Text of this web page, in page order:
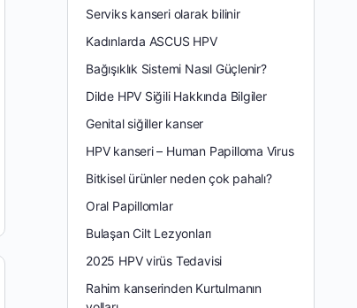
Serviks kanseri olarak bilinir
Kadınlarda ASCUS HPV
Bağışıklık Sistemi Nasıl Güçlenir?
Dilde HPV Siğili Hakkında Bilgiler
Genital siğiller kanser
HPV kanseri – Human Papilloma Virus
Bitkisel ürünler neden çok pahalı?
Oral Papillomlar
Bulaşan Cilt Lezyonları
2025 HPV virüs Tedavisi
Rahim kanserinden Kurtulmanın